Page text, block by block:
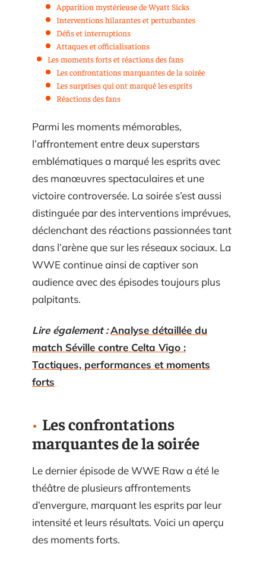
Apparition mystérieuse de Wyatt Sicks
Interventions hilarantes et perturbantes
Défis et interruptions
Attaques et officialisations
Les moments forts et réactions des fans
Les confrontations marquantes de la soirée
Les surprises qui ont marqué les esprits
Réactions des fans
Parmi les moments mémorables,
l’affrontement entre deux superstars
emblématiques a marqué les esprits avec
des manœuvres spectaculaires et une
victoire controversée. La soirée s’est aussi
distinguée par des interventions imprévues,
déclenchant des réactions passionnées tant
dans l’arène que sur les réseaux sociaux. La
WWE continue ainsi de captiver son
audience avec des épisodes toujours plus
palpitants.
Lire également :Analyse détaillée du
match Séville contre Celta Vigo :
Tactiques, performances et moments
forts
Les confrontations
marquantes de la soirée
Le dernier épisode de WWE Raw a été le
théâtre de plusieurs affrontements
d’envergure, marquant les esprits par leur
intensité et leurs résultats. Voici un aperçu
des moments forts.